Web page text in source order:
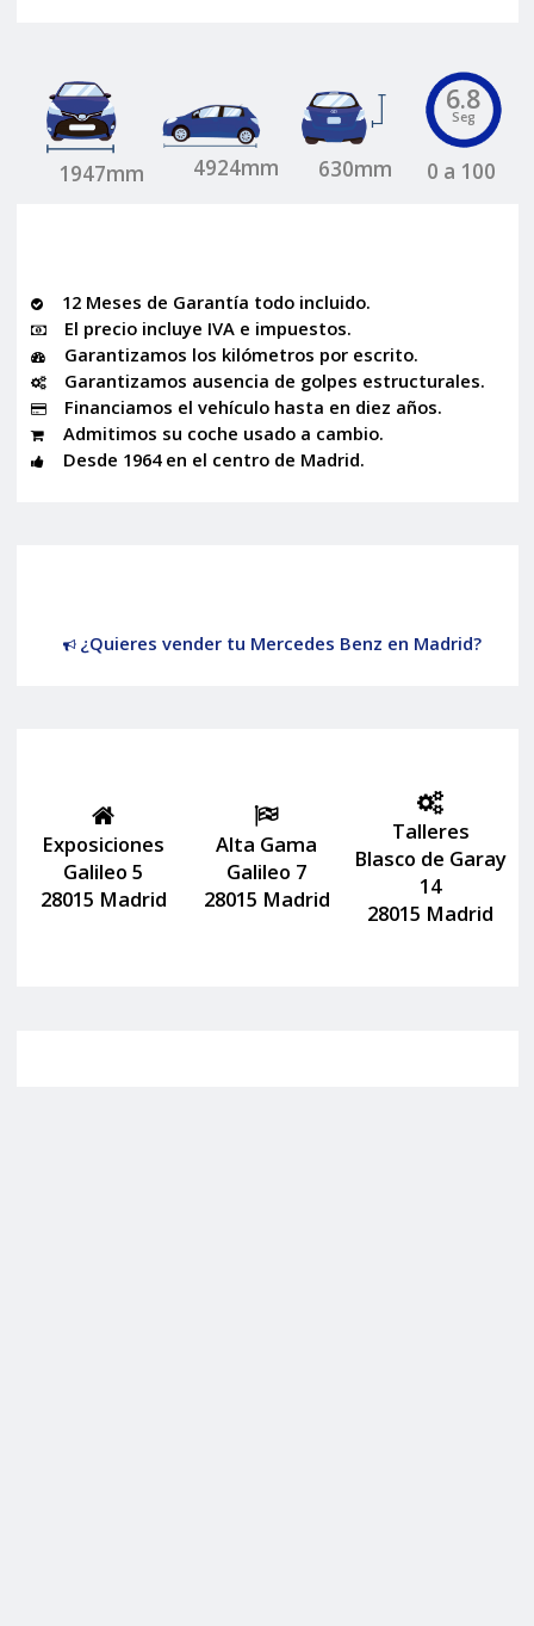
1947mm 4924mm 630mm
6.8
Seg
0 a 100
12 Meses de Garantía todo incluido.
El precio incluye IVA e impuestos.
Garantizamos los kilómetros por escrito.
Garantizamos ausencia de golpes estructurales.
Financiamos el vehículo hasta en diez años.
Admitimos su coche usado a cambio.
Desde 1964 en el centro de Madrid.
¿Quieres vender tu Mercedes Benz en Madrid?
Exposiciones
Galileo 5
28015 Madrid
Alta Gama
Galileo 7
28015 Madrid
Talleres
Blasco de Garay
14
28015 Madrid